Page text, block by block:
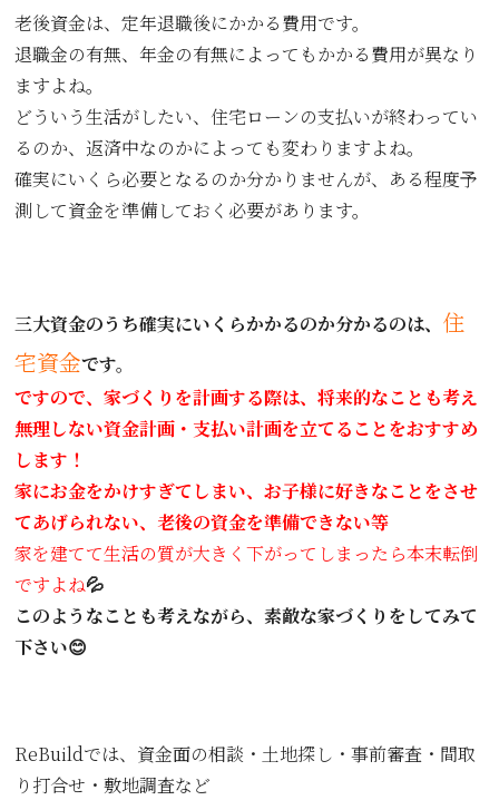
老後資金は、定年退職後にかかる費用です。
退職金の有無、年金の有無によってもかかる費用が異なり
ますよね。
どういう生活がしたい、住宅ローンの支払いが終わってい
るのか、返済中なのかによっても変わりますよね。
確実にいくら必要となるのか分かりませんが、ある程度予
測して資金を準備しておく必要があります。
三大資金のうち確実にいくらかかるのか分かるのは、 住
宅資金です。
ですので、家づくりを計画する際は、将来的なことも考え
無理しない資金計画・支払い計画を立てることをおすすめ
します！
家にお金をかけすぎてしまい、お子様に好きなことをさせ
てあげられない、老後の資金を準備できない等
家を建てて生活の質が大きく下がってしまったら本末転倒
ですよね💦
このようなことも考えながら、素敵な家づくりをしてみて
下さい😊
ReBuildでは、資金面の相談・土地探し・事前審査・間取
り打合せ・敷地調査など